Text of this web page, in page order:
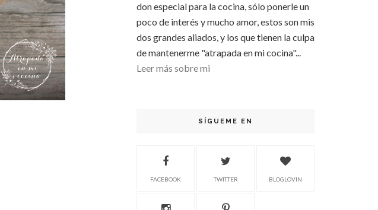
don especial para la cocina, sólo ponerle un
poco de interés y mucho amor, estos son mis
dos grandes aliados, y los que tienen la culpa
de mantenerme "atrapada en mi cocina"...
Leer más sobre mi
SÍGUEME EN
FACEBOOK TWITTER BLOGLOVIN